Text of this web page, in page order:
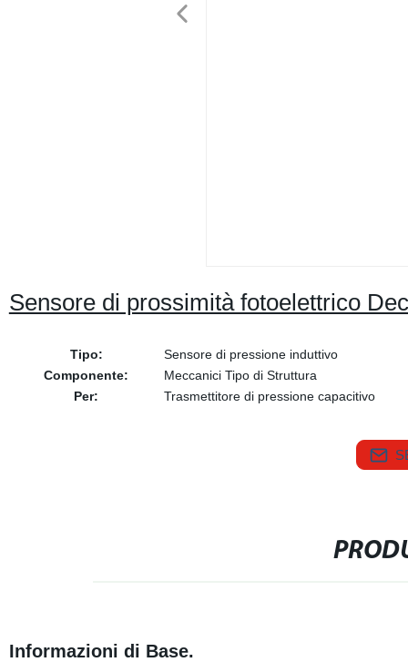
Sensore di prossimità fotoelettrico
Tipo:
Sensore di pressione induttivo
Componente:
Meccanici Tipo di Struttura
Per:
Trasmettitore di pressione capacitivo
Informazioni di Base.